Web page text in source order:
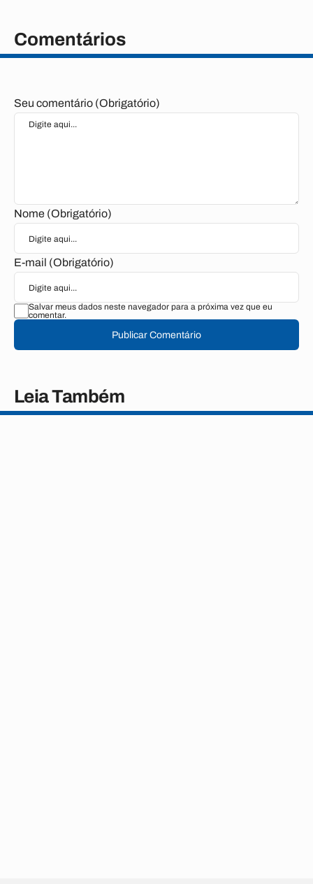
Comentários
Seu comentário (Obrigatório)
Nome (Obrigatório)
E-mail (Obrigatório)
Salvar meus dados neste navegador para a próxima vez que eu
comentar.
Publicar Comentário
Leia Também